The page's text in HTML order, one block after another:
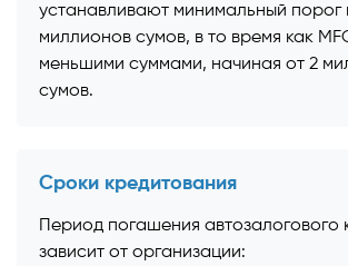
устанавливают минимальный порог
миллионов сумов, в то время как
меньшими суммами, начиная от 2
сумов.
Сроки кредитования
Период погашения автозалогового
зависит от организации: